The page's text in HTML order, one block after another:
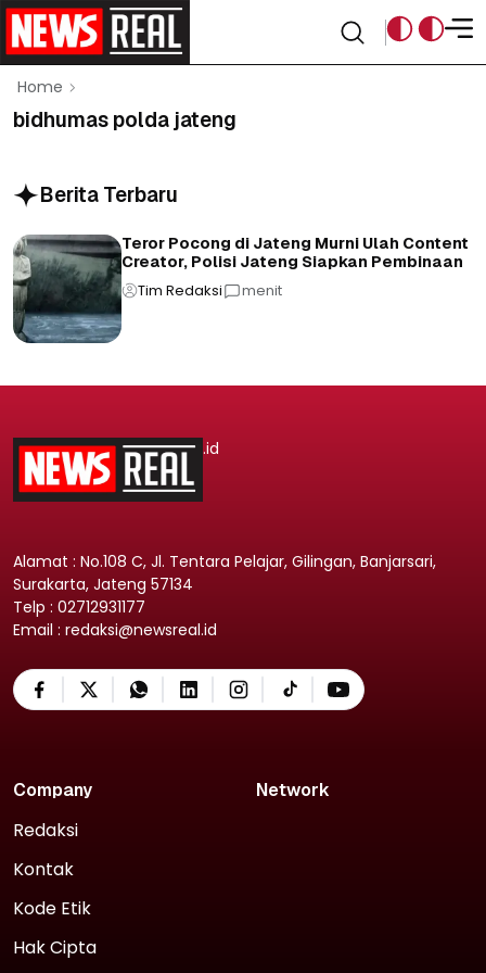
Home
bidhumas polda jateng
Berita Terbaru
Teror Pocong di Jateng Murni Ulah Content
Creator, Polisi Jateng Siapkan Pembinaan
Tim Redaksi menit
.id
Alamat : No.108 C, Jl. Tentara Pelajar, Gilingan, Banjarsari,
Surakarta, Jateng 57134
Telp : 02712931177
Email : redaksi@newsreal.id
Company
Redaksi
Kontak
Kode Etik
Hak Cipta
Network